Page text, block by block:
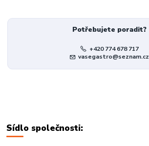
Potřebujete poradit?
+420 774 678 717
vasegastro@seznam.cz
Sídlo společnosti: